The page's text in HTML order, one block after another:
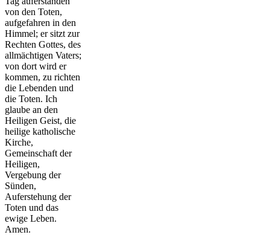
von den Toten,
aufgefahren in den
Himmel; er sitzt zur
Rechten Gottes, des
allmächtigen Vaters;
von dort wird er
kommen, zu richten
die Lebenden und
die Toten. Ich
glaube an den
Heiligen Geist, die
heilige katholische
Kirche,
Gemeinschaft der
Heiligen,
Vergebung der
Sünden,
Auferstehung der
Toten und das
ewige Leben.
Amen.